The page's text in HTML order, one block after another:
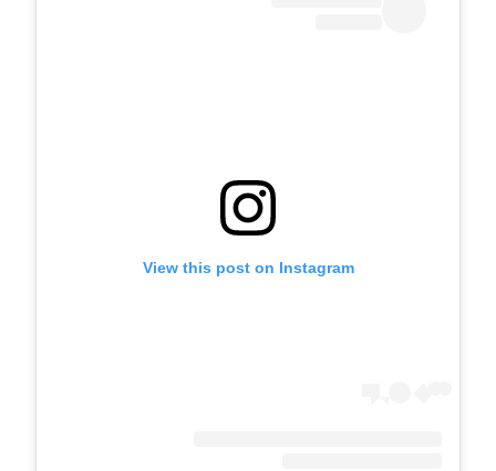
View this post on Instagram